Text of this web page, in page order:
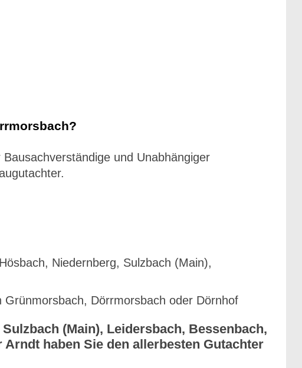
und Unabhängiger
Niedernberg, Sulzbach (Main),
Dörrmorsbach oder Dörnhof
(Main), Leidersbach, Bessenbach,
haben Sie den allerbesten Gutachter